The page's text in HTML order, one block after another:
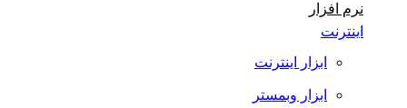
نرم افزار
اینترنت
ابزار اینترنت
ابزار وبمستر